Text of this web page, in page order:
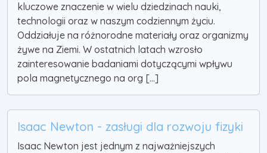
kluczowe znaczenie w wielu dziedzinach nauki,
technologii oraz w naszym codziennym życiu.
Oddziałuje na różnorodne materiały oraz organizmy
żywe na Ziemi. W ostatnich latach wzrosło
zainteresowanie badaniami dotyczącymi wpływu
pola magnetycznego na org [...]
Isaac Newton - zasługi dla rozwoju fizyki
Isaac Newton jest jednym z najważniejszych